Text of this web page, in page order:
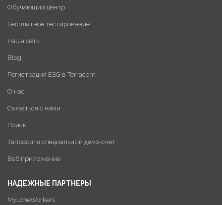
Обучающий центр
Бесплатное тестирование
Наша сеть
Blog
Регистрация ESG в Terracom
О нас
Связаться с нами
Поиск
Запросите специальный демо-счет
Веб приложение
НАДЕЖНЫЕ ПАРТНЕРЫ
MyLoneWorkers